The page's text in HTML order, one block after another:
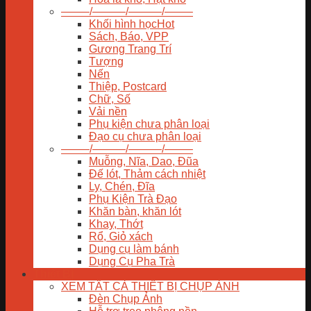
——–/———/———/——–
Khối hình học
Sách, Báo, VPP
Gương Trang Trí
Tượng
Nến
Thiệp, Postcard
Chữ, Số
Vải nền
Phụ kiện chưa phân loại
Đạo cụ chưa phân loại
——–/———/———/——–
Muỗng, Nĩa, Dao, Đũa
Đế lót, Thảm cách nhiệt
Ly, Chén, Đĩa
Phụ Kiện Trà Đạo
Khăn bàn, khăn lót
Khay, Thớt
Rổ, Giỏ xách
Dụng cụ làm bánh
Dụng Cụ Pha Trà
XEM TẤT CẢ THIẾT BỊ CHỤP ẢNH
Đèn Chụp Ảnh